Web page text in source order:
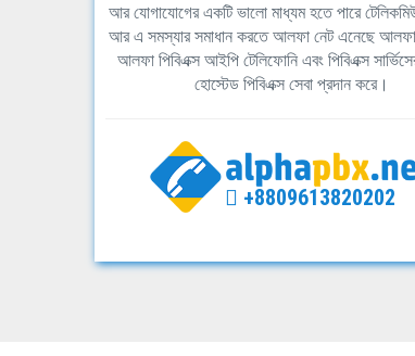
আর যোগাযোগের একটি ভালো মাধ্যম হতে পারে
আর এ সমস্যার সমাধান করতে আলফা নেট এনেছে আলফা
আলফা পিবিএক্স আইপি টেলিফোনি এবং পিবিএক্স
হোস্টেড পিবিএক্স সেবা প্রদান করে।
+8809613820202